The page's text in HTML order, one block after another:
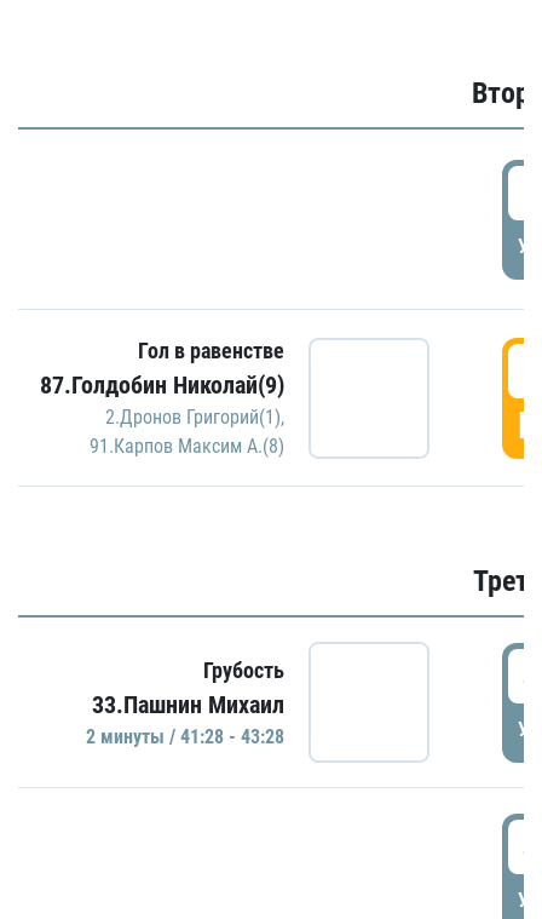
Гол в равенстве
87.Голдобин Николай(9)
2.Дронов Григорий(1),
91.Карпов Максим А.(8)
Грубость
33.Пашнин Михаил
2 минуты / 41:28 - 43:28